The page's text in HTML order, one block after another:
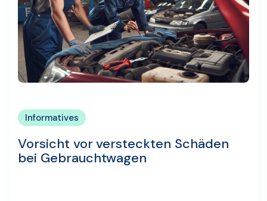
Informatives
Vorsicht vor versteckten Schäden
bei Gebrauchtwagen